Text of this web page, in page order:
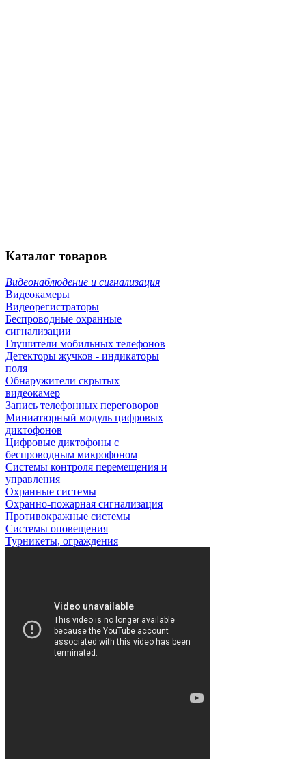
Каталог товаров
Видеонаблюдение и сигнализация
Видеокамеры
Видеорегистраторы
Беспроводные охранные
сигнализации
Глушители мобильных телефонов
Детекторы жучков - индикаторы
поля
Обнаружители скрытых
видеокамер
Запись телефонных переговоров
Миниатюрный модуль цифровых
диктофонов
Цифровые диктофоны с
беспроводным микрофоном
Системы контроля перемещения и
управления
Охранные системы
Охранно-пожарная сигнализация
Противокражные системы
Системы оповещения
Турникеты, ограждения